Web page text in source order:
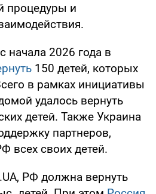
процедуры и
начала 2026 года в
150 детей, которых
в рамках инициативы
удалось вернуть
детей. Также Украина
партнеров,
всех своих детей.
РФ должна вернуть